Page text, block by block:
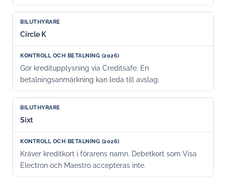
Circle K
Gör kreditupplysning via Creditsafe. En
betalningsanmärkning kan leda till avslag.
Sixt
Kräver kreditkort i förarens namn. Debetkort som Visa
Electron och Maestro accepteras inte.